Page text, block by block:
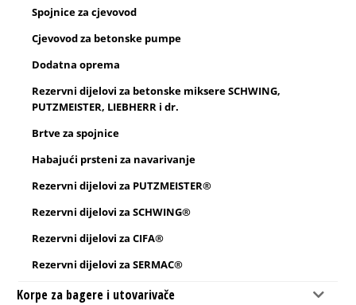
Spojnice za cjevovod
Cjevovod za betonske pumpe
Dodatna oprema
Rezervni dijelovi za betonske miksere SCHWING,
PUTZMEISTER, LIEBHERR i dr.
Brtve za spojnice
Habajući prsteni za navarivanje
Rezervni dijelovi za PUTZMEISTER®
Rezervni dijelovi za SCHWING®
Rezervni dijelovi za CIFA®
Rezervni dijelovi za SERMAC®
Korpe za bagere i utovarivače